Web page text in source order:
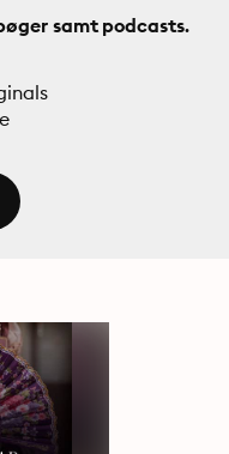
samt podcasts.